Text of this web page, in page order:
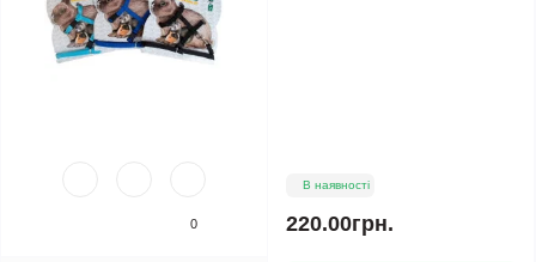
0
В наявності
220.00грн.